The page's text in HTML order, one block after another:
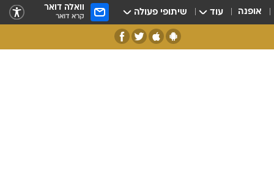
אופנה עוד שיתופי פעולה וואלה דואר
קרא דואר